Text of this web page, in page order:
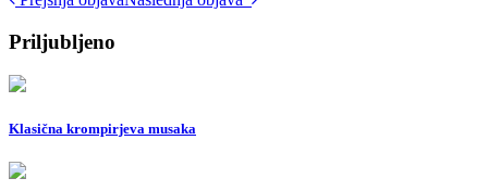
navigation
Priljubljeno
Klasična krompirjeva musaka